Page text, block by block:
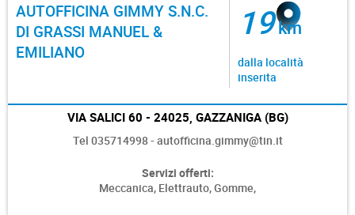
AUTOFFICINA GIMMY S.N.C.
DI GRASSI MANUEL &
EMILIANO
19km
dalla località
inserita
VIA SALICI 60 - 24025, GAZZANIGA (BG)
Tel 035714998 - autofficina.gimmy@tin.it
Servizi offerti:
Meccanica, Elettrauto,Gomme,